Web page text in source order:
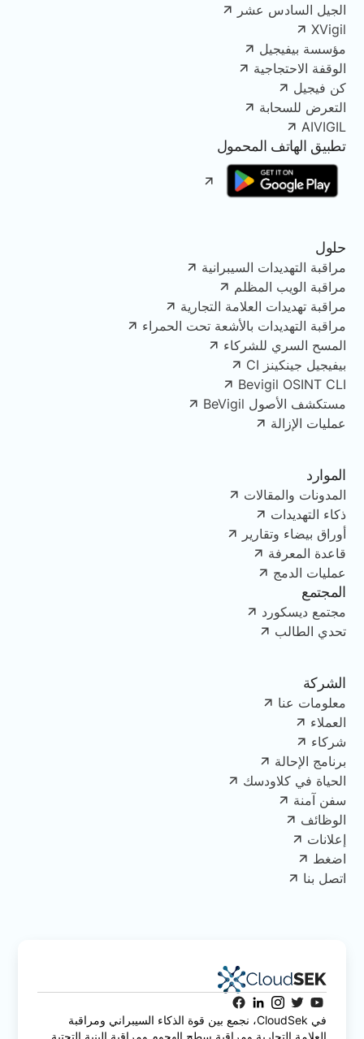
الجيل السادس عشر
XVigil
مؤسسة بيفيجيل
الوقفة الاحتجاجية
كن فيجيل
التعرض للسحابة
AIVIGIL
تطبيق الهاتف المحمول
حلول
مراقبة التهديدات السيبرانية
مراقبة الويب المظلم
مراقبة تهديدات العلامة التجارية
مراقبة التهديدات بالأشعة تحت الحمراء
المسح السري للشركاء
بيفيجيل جينكينز CI
Bevigil OSINT CLI
مستكشف الأصول BeVigil
عمليات الإزالة
الموارد
المدونات والمقالات
ذكاء التهديدات
أوراق بيضاء وتقارير
قاعدة المعرفة
عمليات الدمج
المجتمع
مجتمع ديسكورد
تحدي الطالب
الشركة
معلومات عنا
العملاء
شركاء
برنامج الإحالة
الحياة في كلاودسك
سفن آمنة
الوظائف
إعلانات
اضغط
اتصل بنا
في CloudSek، نجمع بين قوة الذكاء السيبراني ومراقبة
العلامة التجارية ومراقبة سطح الهجوم ومراقبة البنية التحتية